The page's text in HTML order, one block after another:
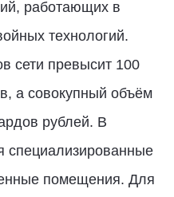
работающих в
технологий.
сети превысит 100
а совокупный объём
рублей. В
специализированные
помещения. Для